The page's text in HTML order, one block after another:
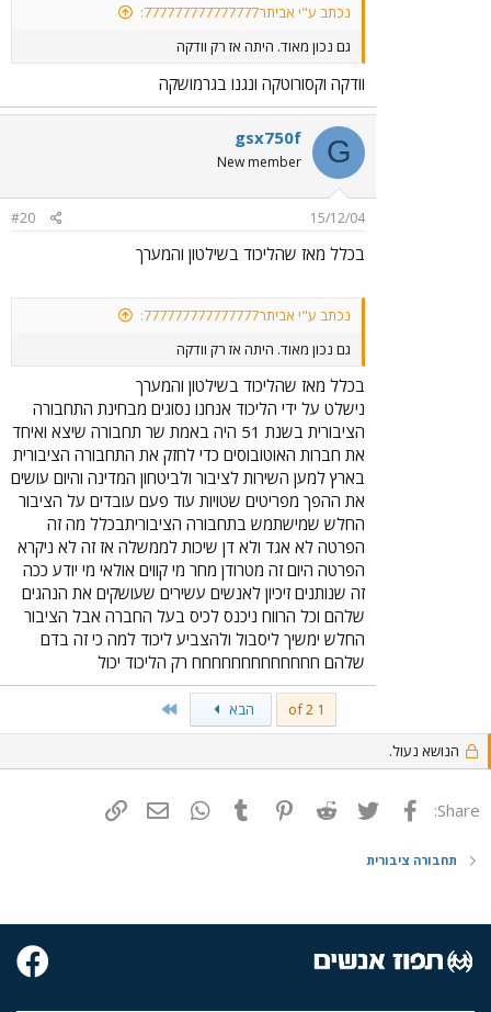
נכתב ע"י אביתר777777777777777:
גם נכון מאוד. היתה אז רק וודקה
וודקה וקסורוטקה ונגנו בגרמושקה
G
gsx750f
New member
15/12/04
#20
בכלל מאז שהליכוד בשילטון והמערך
נכתב ע"י אביתר777777777777777:
גם נכון מאוד. היתה אז רק וודקה
בכלל מאז שהליכוד בשילטון והמערך
נישלט על ידי הליכוד אנחנו נסוגים מבחינת התחבורה
הציבורית בשנת 51 היה באמת שר תחבורה שיצא ואיחד
את חברות האוטובוסים כדי לחזק את התחבורה הציבורית
בארץ למען השירות לציבור ולביטחון המדינה והיום עושים
את ההפך מפריטים שטויות עוד פעם עובדים על הציבור
החלש שמישתמש בתחבורה הציבוריתבכלל מה זה
הפרטה לא אגד ולא דן שיכות לממשלה אז זה לא ניקרא
הפרטה היום זה מטרודן מחר מי קווים אולאי מי יודע ככה
זה שנותנים זיכיון לאנשים עשירים שעושקים את הנהגים
שלהם וכל הרווח ניכנס לכיס בעל החברה אבל הציבור
החלש ימשיך ליסבול ולהצביע ליכוד למה כי זה בדם
שלהם חחחחחחחחחחחחח רק הליכוד יכול
1 of 2 הבא
הנושא נעול.
Share: פייסבוק Twitter
Reddit
Pinterest
Tumblr
WhatsAppדואר אלקטרוני
תחבורה ציבורית